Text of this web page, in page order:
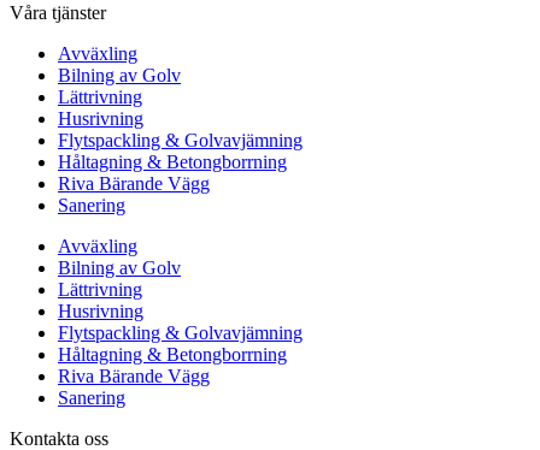
Våra tjänster
Avväxling
Bilning av Golv
Lättrivning
Husrivning
Flytspackling & Golvavjämning
Håltagning & Betongborrning
Riva Bärande Vägg
Sanering
Avväxling
Bilning av Golv
Lättrivning
Husrivning
Flytspackling & Golvavjämning
Håltagning & Betongborrning
Riva Bärande Vägg
Sanering
Kontakta oss